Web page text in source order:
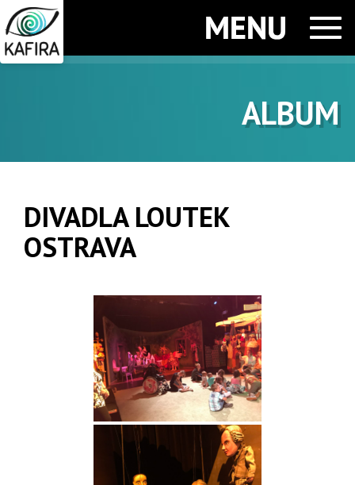
ALBUM
DIVADLA LOUTEK
OSTRAVA